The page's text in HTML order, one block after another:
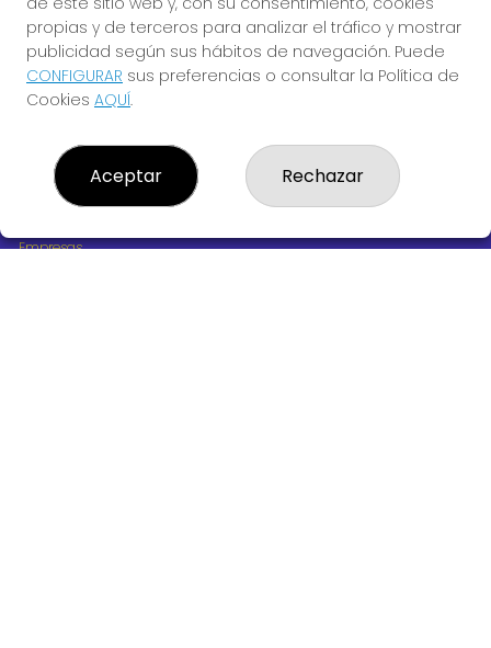
¿Quiénes somos?
Comprar lotería
Resultados
Empresas
propias y de terceros para analizar el tráfico y mostrar
publicidad según sus hábitos de navegación. Puede
CONFIGURAR sus preferencias o consultar la Política de
Cookies AQUÍ.
Aceptar Rechazar